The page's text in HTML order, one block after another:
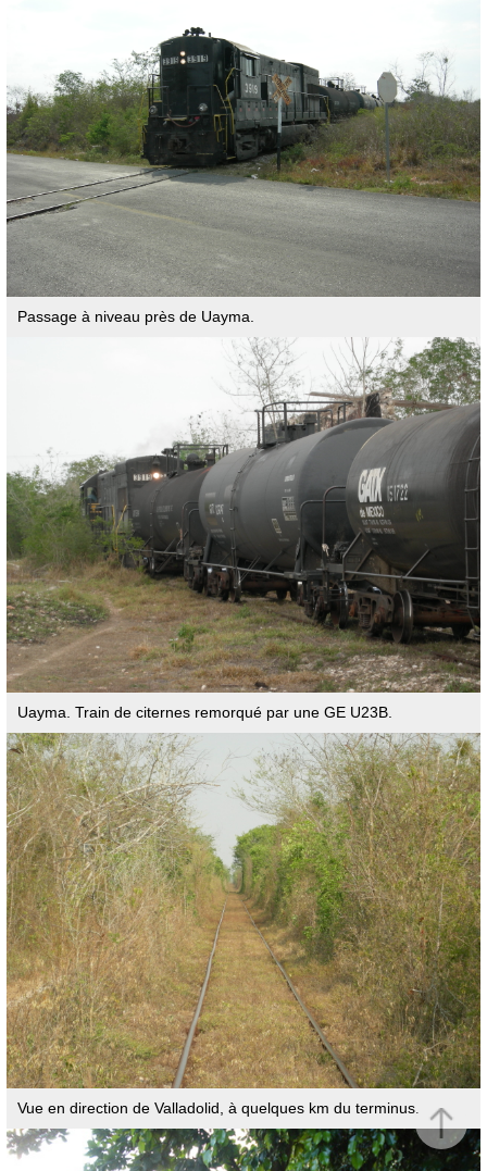
Passage à niveau près de Uayma.
Uayma. Train de citernes remorqué par une GE U23B.
Vue en direction de Valladolid, à quelques km du terminus.